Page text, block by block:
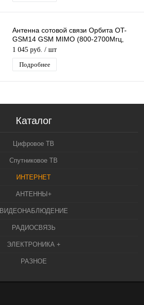
Антенна сотовой связи Орбита OT-
GSM14 GSM MIMO (800-2700Мгц,
28дБ)
1 045 руб. / шт
Подробнее
Каталог
Цифровое ТВ
Спутниковое ТВ
ИНТЕРНЕТ
АНТЕННЫ+
ВИДЕОНАБЛЮДЕНИЕ
РАДИОСВЯЗЬ
ЭЛЕКТРОНИКА +
РАЗНОЕ